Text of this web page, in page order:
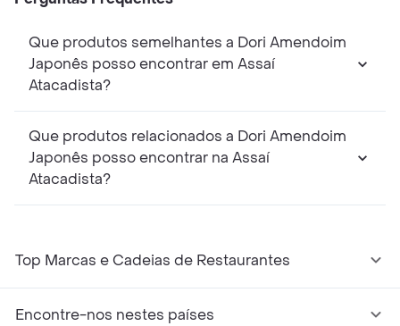
Que produtos semelhantes a Dori Amendoim
Japonês posso encontrar em Assaí
Atacadista?
Que produtos relacionados a Dori Amendoim
Japonês posso encontrar na Assaí
Atacadista?
Top Marcas e Cadeias de Restaurantes
Encontre-nos nestes países